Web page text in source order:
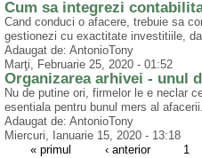
Cum sa integrezi
Cand conduci o afacere, trebuie sa
gestionezi cu exactitate investitiile,
Adaugat de: AntonioTony
Marţi, Februarie 25, 2020 - 01:52
Organizarea arhivei - unul
Nu de putine ori, firmelor le e neclar
esentiala pentru bunul mers al
Adaugat de: AntonioTony
Miercuri, Ianuarie 15, 2020 - 13:18
« primul
‹ anterior 1